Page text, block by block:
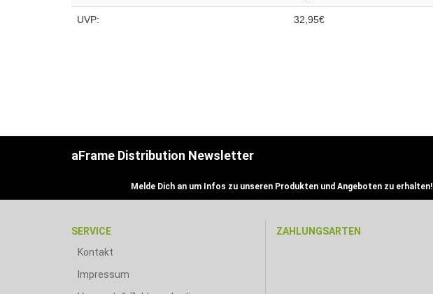
UVP: 32,95€
aFrame Distribution Newsletter
Melde Dich an um Infos zu unseren Produkten und Angeboten zu erhalten!
SERVICE
Kontakt
Impressum
ZAHLUNGSARTEN